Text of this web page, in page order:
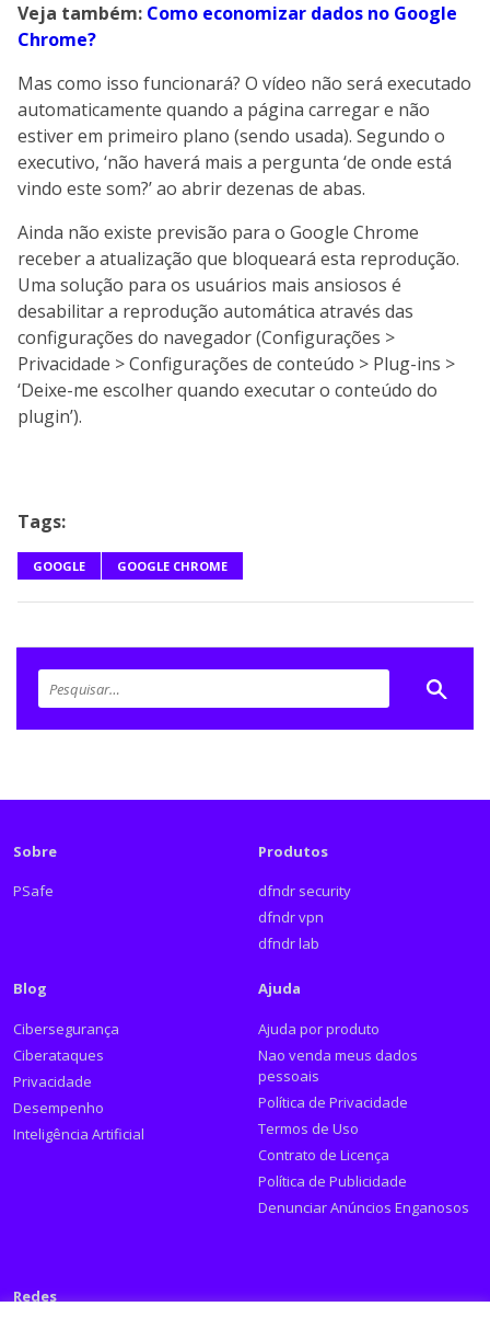
Veja também: Como economizar dados no Google
Chrome?
Mas como isso funcionará? O vídeo não será executado
automaticamente quando a página carregar e não
estiver em primeiro plano (sendo usada). Segundo o
executivo, ‘não haverá mais a pergunta ‘de onde está
vindo este som?’ ao abrir dezenas de abas.
Ainda não existe previsão para o Google Chrome
receber a atualização que bloqueará esta reprodução.
Uma solução para os usuários mais ansiosos é
desabilitar a reprodução automática através das
configurações do navegador (Configurações >
Privacidade > Configurações de conteúdo > Plug-ins >
‘Deixe-me escolher quando executar o conteúdo do
plugin’).
Tags:
GOOGLE GOOGLE CHROME
Sobre
PSafe
Produtos
dfndr security
dfndr vpn
dfndr lab
Blog
Cibersegurança
Ciberataques
Privacidade
Desempenho
Inteligência Artificial
Ajuda
Ajuda por produto
Nao venda meus dados
pessoais
Política de Privacidade
Termos de Uso
Contrato de Licença
Política de Publicidade
Denunciar Anúncios Enganosos
Redes